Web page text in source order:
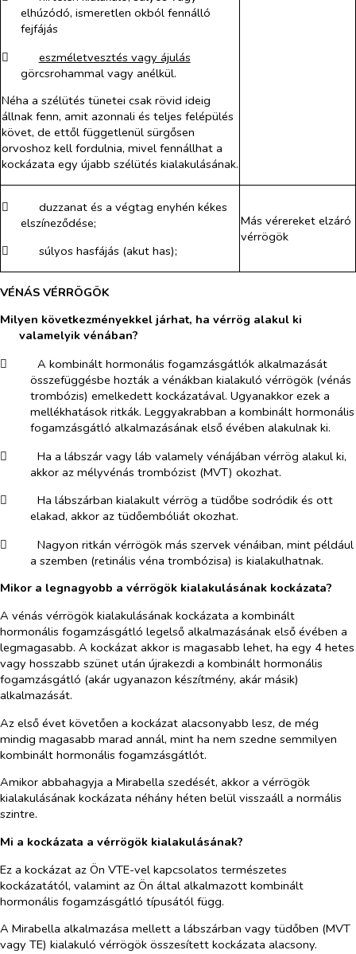
elhúzódó, ismeretlen okból fennálló
fejfájás
​
eszméletvesztés vagy ájulás
görcsrohammal vagy anélkül.
Néha a szélütés tünetei csak rövid ideig
állnak fenn, amit azonnali és teljes felépülés
követ, de ettől függetlenül sürgősen
orvoshoz kell fordulnia, mivel fennállhat a
kockázata egy újabb szélütés kialakulásának.
​
duzzanat és a végtag enyhén kékes
elszíneződése;
​
súlyos hasfájás (akut has);
Más vérereket elzáró
vérrögök
VÉNÁS VÉRRÖGÖK
Milyen következményekkel járhat, ha vérrög alakul ki
valamelyik vénában?
​
A kombinált hormonális fogamzásgátlók alkalmazását
összefüggésbe hozták a vénákban kialakuló vérrögök (vénás
trombózis) emelkedett kockázatával. Ugyanakkor ezek a
mellékhatások ritkák. Leggyakrabban a kombinált hormonális
fogamzásgátló alkalmazásának első évében alakulnak ki.
​
Ha a lábszár vagy láb valamely vénájában vérrög alakul ki,
akkor az mélyvénás trombózist (MVT) okozhat.
​
Ha lábszárban kialakult vérrög a tüdőbe sodródik és ott
elakad, akkor az tüdőembóliát okozhat.
​
Nagyon ritkán vérrögök más szervek vénáiban, mint például
a szemben (retinális véna trombózisa) is kialakulhatnak.
Mikor a legnagyobb a vérrögök kialakulásának kockázata?
A vénás vérrögök kialakulásának kockázata a kombinált
hormonális fogamzásgátló legelső alkalmazásának első évében a
legmagasabb. A kockázat akkor is magasabb lehet, ha egy 4 hetes
vagy hosszabb szünet után újrakezdi a kombinált hormonális
fogamzásgátló (akár ugyanazon készítmény, akár másik)
alkalmazását.
Az első évet követően a kockázat alacsonyabb lesz, de még
mindig magasabb marad annál, mint ha nem szedne semmilyen
kombinált hormonális fogamzásgátlót.
Amikor abbahagyja a Mirabella szedését, akkor a vérrögök
kialakulásának kockázata néhány héten belül visszaáll a normális
szintre.
Mi a kockázata a vérrögök kialakulásának?
Ez a kockázat az Ön VTE-vel kapcsolatos természetes
kockázatától, valamint az Ön által alkalmazott kombinált
hormonális fogamzásgátló típusától függ.
A Mirabella alkalmazása mellett a lábszárban vagy tüdőben (MVT
vagy TE) kialakuló vérrögök összesített kockázata alacsony.